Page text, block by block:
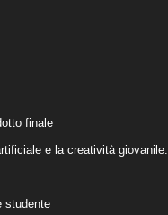
finale
e la creatività
studente